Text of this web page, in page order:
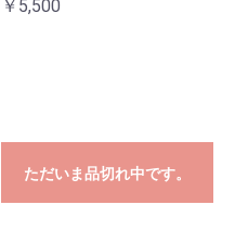
￥5,500
ただいま品切れ中です。